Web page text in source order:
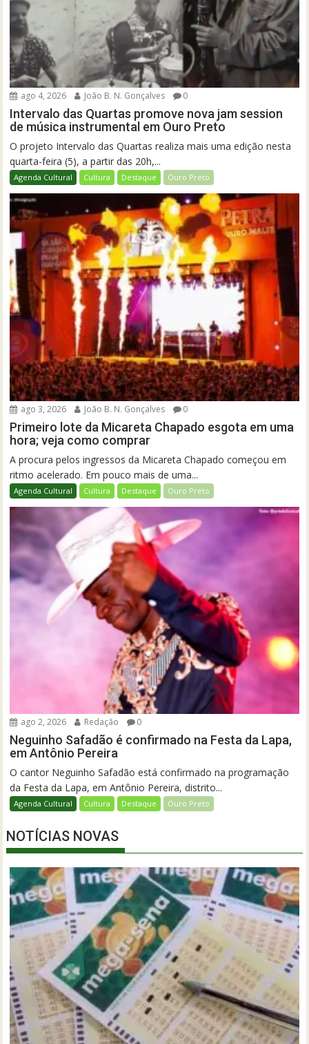
ago 4, 2026 João B. N. Gonçalves 0
Intervalo das Quartas promove nova jam session
de música instrumental em Ouro Preto
O projeto Intervalo das Quartas realiza mais uma edição nesta
quarta-feira (5), a partir das 20h,...
Agenda Cultural Cultura Destaque Ouro Preto
ago 3, 2026 João B. N. Gonçalves 0
Primeiro lote da Micareta Chapado esgota em uma
hora; veja como comprar
A procura pelos ingressos da Micareta Chapado começou em
ritmo acelerado. Em pouco mais de uma...
Agenda Cultural Cultura Destaque Ouro Preto
ago 2, 2026 Redação 0
Neguinho Safadão é confirmado na Festa da Lapa,
em Antônio Pereira
O cantor Neguinho Safadão está confirmado na programação
da Festa da Lapa, em Antônio Pereira, distrito...
Agenda Cultural Cultura Destaque Ouro Preto
NOTÍCIAS NOVAS